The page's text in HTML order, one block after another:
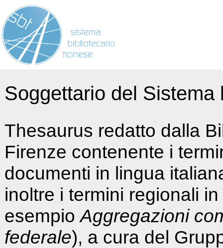
Soggettario del
Thesaurus redatto dalla
Firenze contenente i
documenti in lingua
inoltre i termini regionali
esempioAggregazioni
federale), a cura del